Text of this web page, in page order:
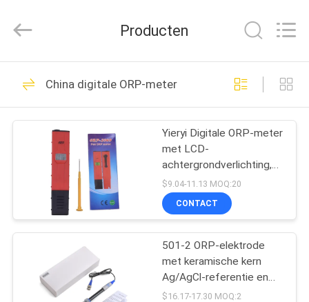
THUIS
PRODUCTEN
FABRIEKSREIS
KWALITEITSCONTROLE
YIERYI
Technology
All
Reserved.
De Meter van
Bluetooth PH
92
42
Producten
China digitale ORP-meter
Yieryi Digitale ORP-meter
met LCD-
achtergrondverlichting,
compact penformaat en
CE RoHS-markering voor
waterkwaliteitstesten
$9.04-11.13 MOQ:20
CONTACT
501-2 ORP-elektrode
met keramische kern
Ag/AgCl-referentie en
±2000 mV bereik voor
$16.17-17.30 MOQ:2